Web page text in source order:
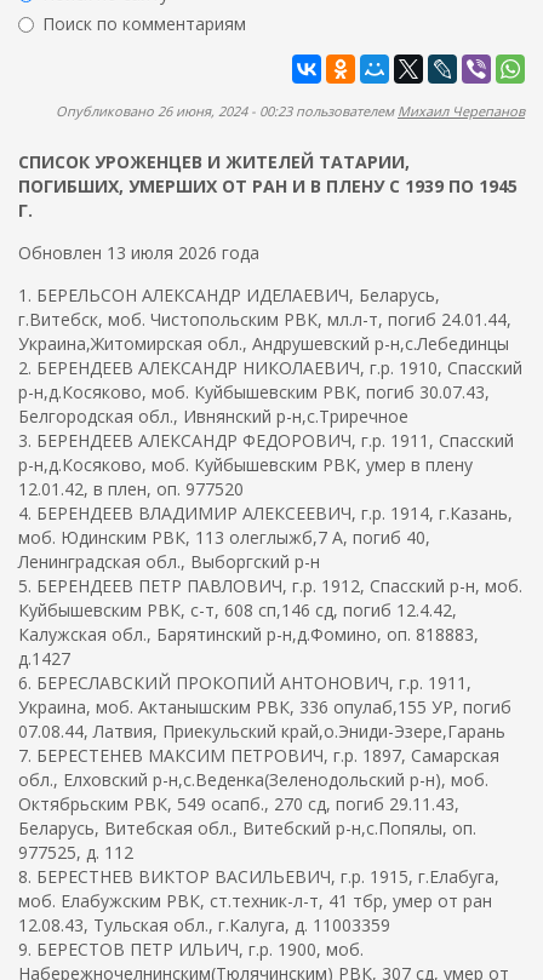
р
и
с
к
а
Поиск по комментариям
Опубликовано 26 июня, 2024 - 00:23 пользователем Михаил Черепанов
СПИСОК УРОЖЕНЦЕВ И ЖИТЕЛЕЙ ТАТАРИИ,
ПОГИБШИХ, УМЕРШИХ ОТ РАН И В ПЛЕНУ С 1939 ПО 1945
Г.
Обновлен 13 июля 2026 года
1. БЕРЕЛЬСОН АЛЕКСАНДР ИДЕЛАЕВИЧ, Беларусь,
г.Витебск, моб. Чистопольским РВК, мл.л-т, погиб 24.01.44,
Украина,Житомирская обл., Андрушевский р-н,с.Лебединцы
2. БЕРЕНДЕЕВ АЛЕКСАНДР НИКОЛАЕВИЧ, г.р. 1910, Спасский
р-н,д.Косяково, моб. Куйбышевским РВК, погиб 30.07.43,
Белгородская обл., Ивнянский р-н,с.Триречное
3. БЕРЕНДЕЕВ АЛЕКСАНДР ФЕДОРОВИЧ, г.р. 1911, Спасский
р-н,д.Косяково, моб. Куйбышевским РВК, умер в плену
12.01.42, в плен, оп. 977520
4. БЕРЕНДЕЕВ ВЛАДИМИР АЛЕКСЕЕВИЧ, г.р. 1914, г.Казань,
моб. Юдинским РВК, 113 олеглыжб,7 А, погиб 40,
Ленинградская обл., Выборгский р-н
5. БЕРЕНДЕЕВ ПЕТР ПАВЛОВИЧ, г.р. 1912, Спасский р-н, моб.
Куйбышевским РВК, с-т, 608 сп,146 сд, погиб 12.4.42,
Калужская обл., Барятинский р-н,д.Фомино, оп. 818883,
д.1427
6. БЕРЕСЛАВСКИЙ ПРОКОПИЙ АНТОНОВИЧ, г.р. 1911,
Украина, моб. Актанышским РВК, 336 опулаб,155 УР, погиб
07.08.44, Латвия, Приекульский край,о.Эниди-Эзере,Гарань
7. БЕРЕСТЕНЕВ МАКСИМ ПЕТРОВИЧ, г.р. 1897, Самарская
обл., Елховский р-н,с.Веденка(Зеленодольский р-н), моб.
Октябрьским РВК, 549 осапб., 270 сд, погиб 29.11.43,
Беларусь, Витебская обл., Витебский р-н,с.Попялы, оп.
977525, д. 112
8. БЕРЕСТНЕВ ВИКТОР ВАСИЛЬЕВИЧ, г.р. 1915, г.Елабуга,
моб. Елабужским РВК, ст.техник-л-т, 41 тбр, умер от ран
12.08.43, Тульская обл., г.Калуга, д. 11003359
9. БЕРЕСТОВ ПЕТР ИЛЬИЧ, г.р. 1900, моб.
Набережночелнинским(Тюлячинским) РВК, 307 сд, умер от